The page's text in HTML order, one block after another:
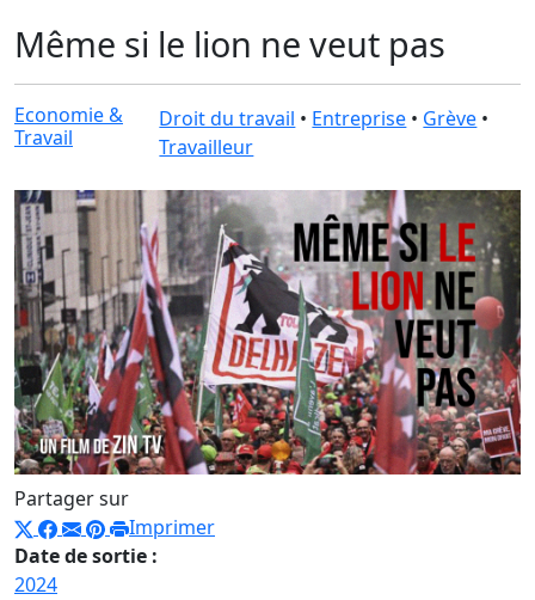
Même si le lion ne veut pas
Economie &
Travail
Droit du travail • Entreprise • Grève •
Travailleur
Partager sur
Imprimer
Date de sortie :
2024